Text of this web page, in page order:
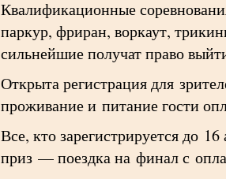
Квалификационные
паркур, фриран, воркаут,
сильнейшие получат право
Открыта регистрация для
проживание и питание гости
Все, кто зарегистрируется до
приз — поездка на финал с